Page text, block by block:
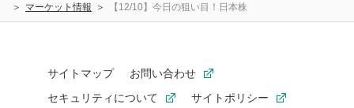
マーケット情報
【12/10】今日の狙い目！日本株
サイトマップ
お問い合わせ
セキュリティについて
サイトポリシー